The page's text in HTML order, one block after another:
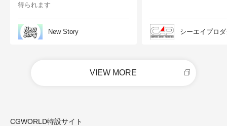
得られます
New Story シーエイプロ
VIEW MORE
CGWORLD特設サイト